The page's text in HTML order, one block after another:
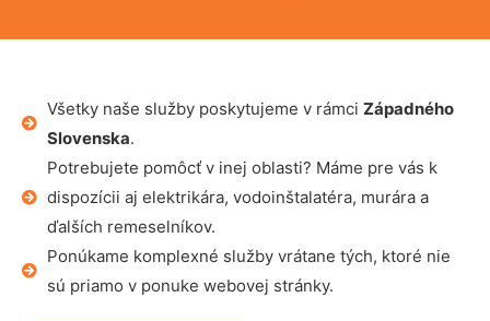
Všetky naše služby poskytujeme v rámci Západného
Slovenska.
Potrebujete pomôcť v inej oblasti? Máme pre vás k
dispozícii aj elektrikára, vodoinštalatéra, murára a
ďalších remeselníkov.
Ponúkame komplexné služby vrátane tých, ktoré nie
sú priamo v ponuke webovej stránky.